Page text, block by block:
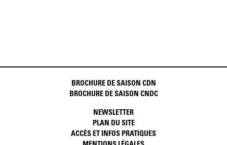
BROCHURE DE SAISON CDN
BROCHURE DE SAISON CNDC
NEWSLETTER
PLAN DU SITE
ACCÈS ET INFOS PRATIQUES